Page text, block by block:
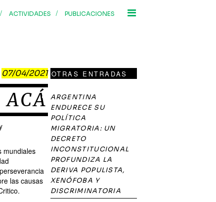
/ ACTIVIDADES / PUBLICACIONES
07/04/2021
ACÁ
mundiales
las causas
OTRAS ENTRADAS
ARGENTINA
ENDURECE SU
POLÍTICA
MIGRATORIA: UN
DECRETO
INCONSTITUCIONAL
PROFUNDIZA LA
DERIVA POPULISTA,
XENÓFOBA Y
DISCRIMINATORIA